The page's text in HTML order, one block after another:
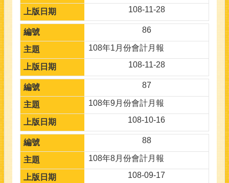
108-11-28
86
108年1月份會計月報
108-11-28
87
108年9月份會計月報
108-10-16
88
108年8月份會計月報
108-09-17